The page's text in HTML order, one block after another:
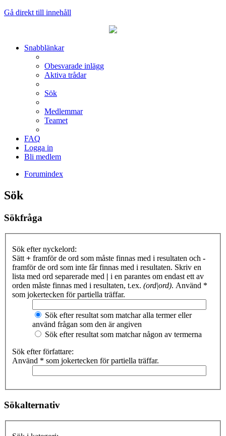
Gå direkt till innehåll
Snabblänkar
Obesvarade inlägg
Aktiva trådar
Sök
Medlemmar
Teamet
FAQ
Logga in
Bli medlem
Forumindex
Sök
Sökfråga
Sök efter nyckelord:
Sätt + framför de ord som måste finnas med i resultaten och -
framför de ord som inte får finnas med i resultaten. Skriv en
lista med ord separerade med | i en parantes om endast ett av
orden måste finnas med i resultaten, t.ex. (ord|ord). Använd *
som jokertecken för partiella träffar.
Sök efter resultat som matchar alla termer eller
använd frågan som den är angiven
Sök efter resultat som matchar någon av termerna
Sök efter författare:
Använd * som jokertecken för partiella träffar.
Sökalternativ